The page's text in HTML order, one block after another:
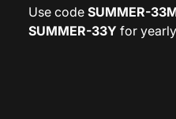
Use code SUMMER-
SUMMER-33Y for